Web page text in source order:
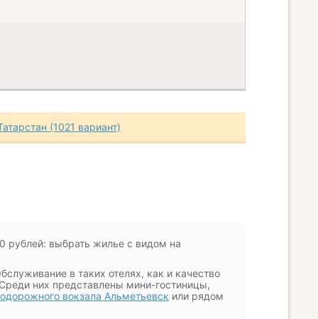
(1021 вариант)
рублей: выбрать жилье с видом на
в таких отелях, как и качество
них представлены мини-гостиницы,
вокзала Альметьевск или рядом